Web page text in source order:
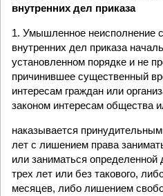
внутренних дел приказа
1. Умышленное неисполнение
внутренних дел приказа
установленном порядке и не
причинившее существенный
интересам граждан или
законом интересам общества
наказывается
лет с лишением права
или заниматься определенной
трех лет или без такового,
месяцев, либо лишением